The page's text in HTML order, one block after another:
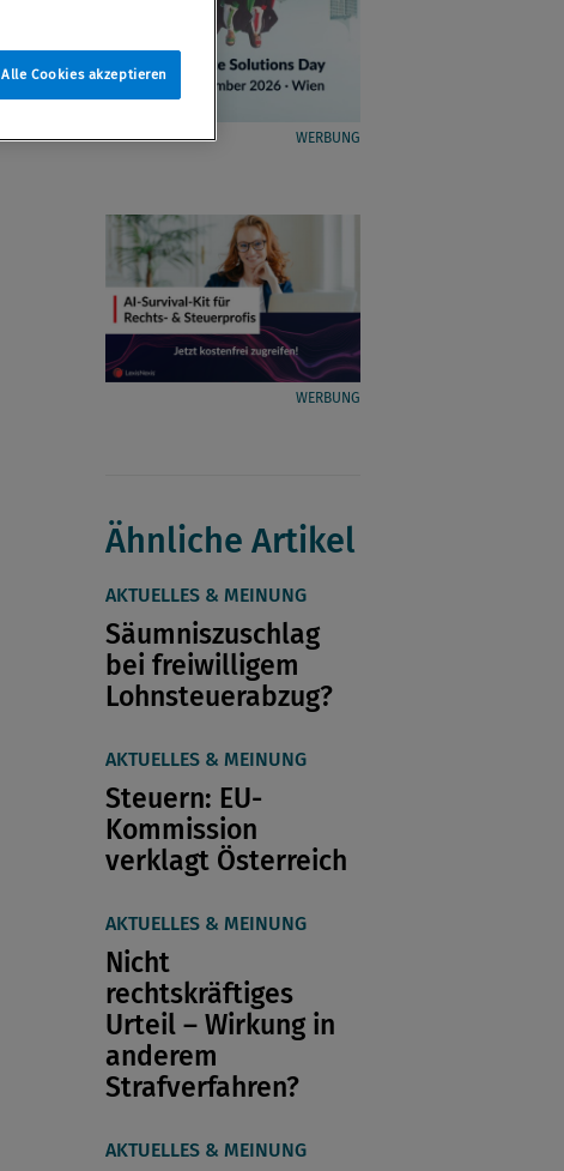
WERBUNG
WERBUNG
Ähnliche Artikel
AKTUELLES & MEINUNG
Säumniszuschlag
bei freiwilligem
Lohnsteuerabzug?
AKTUELLES & MEINUNG
Steuern: EU-
Kommission
verklagt Österreich
AKTUELLES & MEINUNG
Nicht
rechtskräftiges
Urteil – Wirkung in
anderem
Strafverfahren?
AKTUELLES & MEINUNG
Alle Cookies akzeptieren